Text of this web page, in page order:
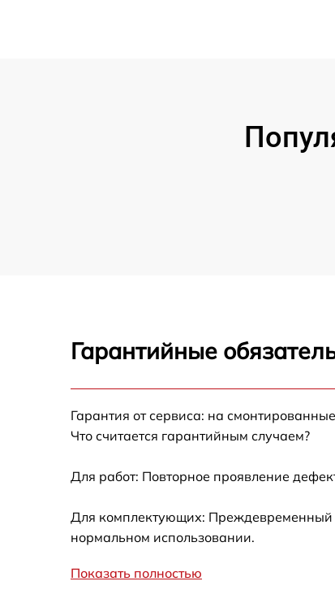
Гарантийные
Гарантия от сервиса: на
Что считается гарантийным случаем?
Для работ: Повторное проявление
Для комплектующих: Преждевременный
нормальном использовании.
Показать полностью